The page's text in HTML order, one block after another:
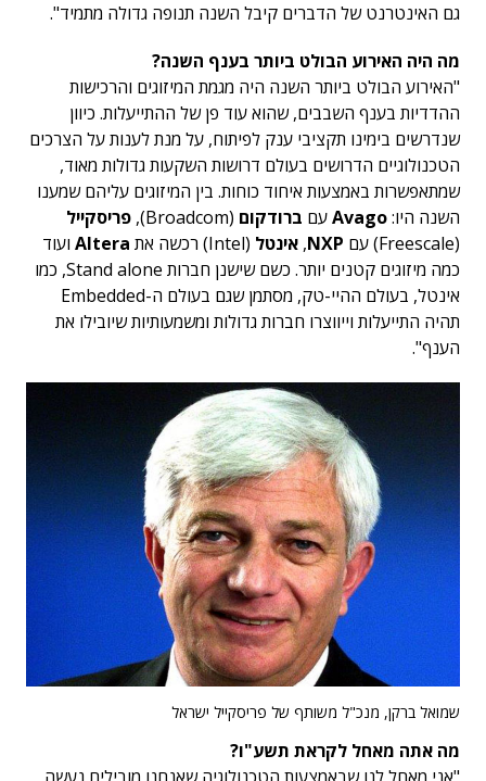
גם האינטרנט של הדברים קיבל השנה תנופה גדולה מתמיד".
מה היה האירוע הבולט ביותר בענף השנה?
"האירוע הבולט ביותר השנה היה מגמת המיזוגים והרכישות
ההדדיות בענף השבבים, שהוא עוד פן של ההתייעלות. כיוון
שנדרשים בימינו תקציבי ענק לפיתוח, על מנת לענות על הצרכים
הטכנולוגיים הדרושים בעולם דרושות השקעות גדולות מאוד,
שמתאפשרות באמצעות איחוד כוחות. בין המיזוגים עליהם שמענו
השנה היו:Avagoעם ברודקום (Broadcom),
פריסקייל
(Freescale) עם
NXP
, אינטל (Intel) רכשה את Altera ועוד
כמה מיזוגים קטנים יותר. כשם שישנן חברות Stand alone, כמו
אינטל, בעולם ההיי-טק, מסתמן שגם בעולם ה-Embedded
תהיה התייעלות וייווצרו חברות גדולות ומשמעותיות שיובילו את
הענף".
שמואל ברקן, מנכ"ל משותף של פריסקייל ישראל
מה אתה מאחל לקראת תשע"ו?